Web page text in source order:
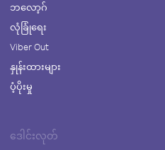
ဘလော့ဂ်
လုံခြုံရေး
Viber Out
နှုန်းထားများ
ပံ့ပိုးမှု
ဒေါင်းလုတ်